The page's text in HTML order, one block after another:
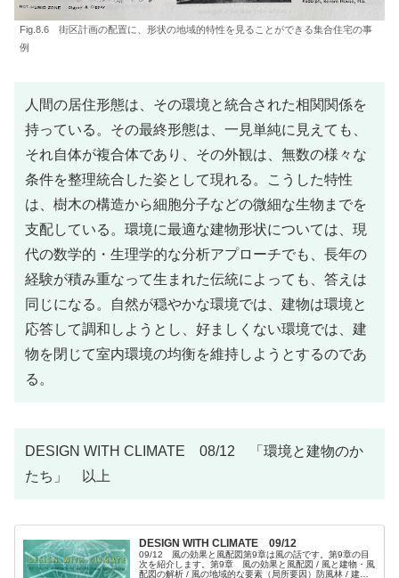
Fig.8.6 街区計画の配置に、形状の地域的特性を見ることができる集合住宅の事
例
人間の居住形態は、その環境と統合された相関関係を
持っている。その最終形態は、一見単純に見えても、
それ自体が複合体であり、その外観は、無数の様々な
条件を整理統合した姿として現れる。こうした特性
は、樹木の構造から細胞分子などの微細な生物までを
支配している。環境に最適な建物形状については、現
代の数学的・生理学的な分析アプローチでも、長年の
経験が積み重なって生まれた伝統によっても、答えは
同じになる。自然が穏やかな環境では、建物は環境と
応答して調和しようとし、好ましくない環境では、建
物を閉じて室内環境の均衡を維持しようとするのであ
る。
DESIGN WITH CLIMATE 08/12 「環境と建物のか
たち」 以上
DESIGN WITH CLIMATE 09/12
09/12 風の効果と風配図第9章は風の話です。第9章の目
次を紹介します。第9章 風の効果と風配図 / 風と建物・風
配図の解析 / 風の地域的な要素（局所要因）防風林 / 建物